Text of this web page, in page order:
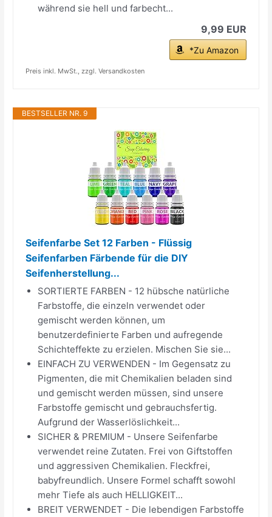
während sie hell und farbecht...
9,99 EUR
*Zu Amazon
Preis inkl. MwSt., zzgl. Versandkosten
BESTSELLER NR. 9
Seifenfarbe Set 12 Farben - Flüssig
Seifenfarben Färbende für die DIY
Seifenherstellung...
SORTIERTE FARBEN - 12 hübsche natürliche
Farbstoffe, die einzeln verwendet oder
gemischt werden können, um
benutzerdefinierte Farben und aufregende
Schichteffekte zu erzielen. Mischen Sie sie...
EINFACH ZU VERWENDEN - Im Gegensatz zu
Pigmenten, die mit Chemikalien beladen sind
und gemischt werden müssen, sind unsere
Farbstoffe gemischt und gebrauchsfertig.
Aufgrund der Wasserlöslichkeit...
SICHER & PREMIUM - Unsere Seifenfarbe
verwendet reine Zutaten. Frei von Giftstoffen
und aggressiven Chemikalien. Fleckfrei,
babyfreundlich. Unsere Formel schafft sowohl
mehr Tiefe als auch HELLIGKEIT...
BREIT VERWENDET - Die lebendigen Farbstoffe